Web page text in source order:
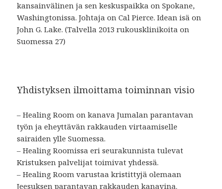
kansainvälinen ja sen keskuspaikka on Spokane,
Washingtonissa. Johtaja on Cal Pierce. Idean isä on
John G. Lake. (Talvella 2013 rukousklinikoita on
Suomessa 27)
Yhdistyksen ilmoittama toiminnan visio
– Healing Room on kanava Jumalan parantavan
työn ja eheyttävän rakkauden virtaamiselle
sairaiden ylle Suomessa.
– Healing Roomissa eri seurakunnista tulevat
Kristuksen palvelijat toimivat yhdessä.
– Healing Room varustaa kristittyjä olemaan
Jeesuksen parantavan rakkauden kanavina.